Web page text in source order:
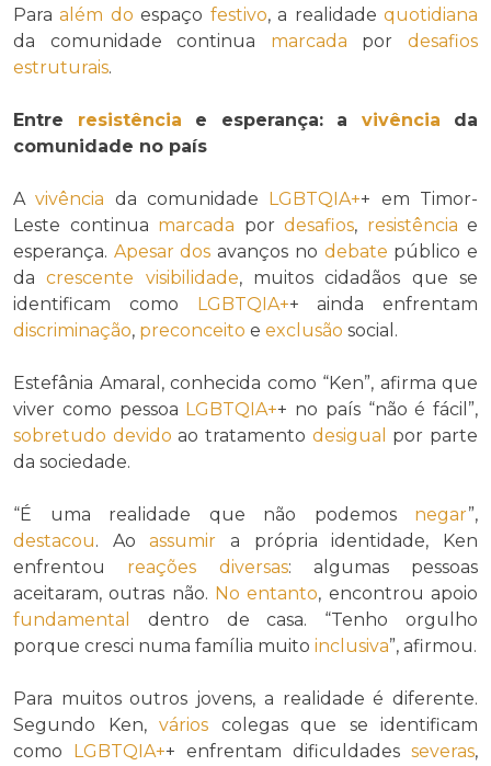
Paraalém do espaço festivo, a realidadequotidiana
da comunidade continua marcada pordesafios
estruturais.
Entre resistência e esperança: a vivência da
comunidade no país
Avivência da comunidade LGBTQIA++ em Timor-
Leste continua marcada por desafios, resistência e
esperança. Apesar dos avanços no debate público e
dacrescente visibilidade, muitos cidadãos que se
identificam como
LGBTQIA++ ainda enfrentam
discriminação, preconceito e exclusão social.
Estefânia Amaral, conhecida como “Ken”, afirma que
viver como pessoa LGBTQIA++ no país “não é fácil”,
sobretudo devido ao tratamento desigual
por parte
da sociedade.
“É uma realidade que não podemos negar”,
destacou. Aoassumir a própria identidade, Ken
enfrentou reações diversas: algumas pessoas
aceitaram, outras não. No entanto, encontrou apoio
fundamental
dentro de casa. “Tenho orgulho
porque cresci numa família muito inclusiva”, afirmou.
Para muitos outros jovens, a realidade é diferente.
Segundo Ken, vários colegas que se identificam
como
LGBTQIA++ enfrentam dificuldades severas,